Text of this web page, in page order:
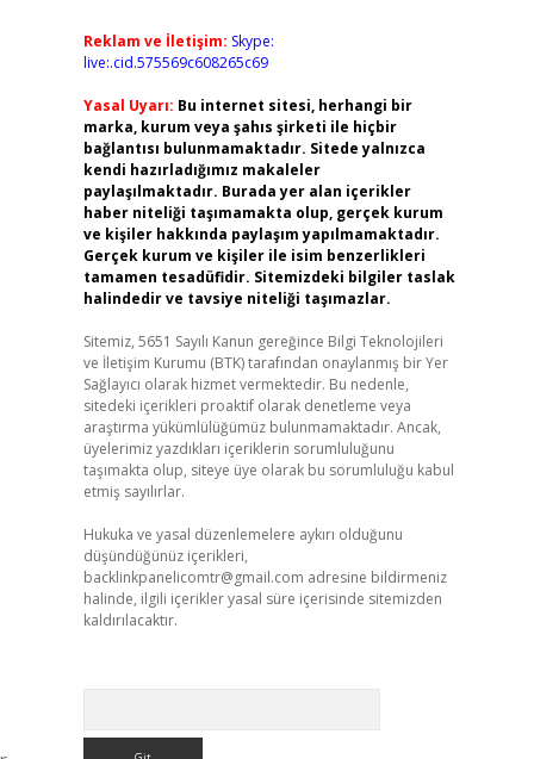
Reklam ve İletişim: Skype:
live:.cid.575569c608265c69
Yasal Uyarı: Bu internet sitesi, herhangi bir
marka, kurum veya şahıs şirketi ile hiçbir
bağlantısı bulunmamaktadır. Sitede yalnızca
kendi hazırladığımız makaleler
paylaşılmaktadır. Burada yer alan içerikler
haber niteliği taşımamakta olup, gerçek kurum
ve kişiler hakkında paylaşım yapılmamaktadır.
Gerçek kurum ve kişiler ile isim benzerlikleri
tamamen tesadüfidir. Sitemizdeki bilgiler taslak
halindedir ve tavsiye niteliği taşımazlar.
Sitemiz, 5651 Sayılı Kanun gereğince Bilgi Teknolojileri
ve İletişim Kurumu (BTK) tarafından onaylanmış bir Yer
Sağlayıcı olarak hizmet vermektedir. Bu nedenle,
sitedeki içerikleri proaktif olarak denetleme veya
araştırma yükümlülüğümüz bulunmamaktadır. Ancak,
üyelerimiz yazdıkları içeriklerin sorumluluğunu
taşımakta olup, siteye üye olarak bu sorumluluğu kabul
etmiş sayılırlar.
Hukuka ve yasal düzenlemelere aykırı olduğunu
düşündüğünüz içerikleri,
backlinkpanelicomtr@gmail.com adresine bildirmeniz
halinde, ilgili içerikler yasal süre içerisinde sitemizden
kaldırılacaktır.